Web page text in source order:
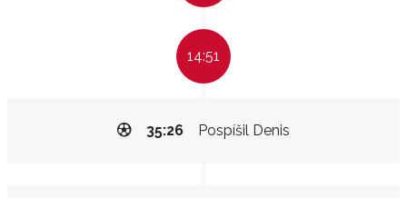
14:51
Pospíšil Denis
35:26